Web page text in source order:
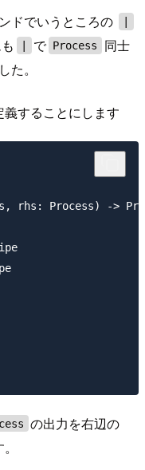
ドでいうところの
で Process
同士
た。
することにします
rhs: Process) ->
の出力を右辺の